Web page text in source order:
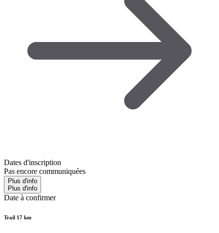
Dates d'inscription
Pas encore communiquées
Plus d'info
Plus d'info
Date à confirmer
Trail 17 km